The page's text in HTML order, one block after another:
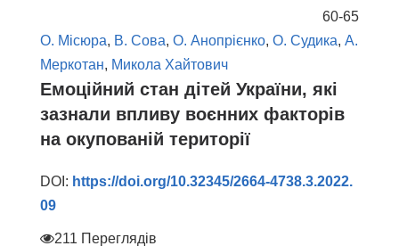
60-65
О. Місюра, В. Сова, О. Анопрієнко, О. Судика, А.
Меркотан, Микола Хайтович
Емоційний стан дітей України, які
зазнали впливу воєнних факторів
на окупованій території
DOI: https://doi.org/10.32345/2664-4738.3.2022.
09
211 Переглядів